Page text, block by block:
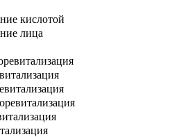
кислотой
лица